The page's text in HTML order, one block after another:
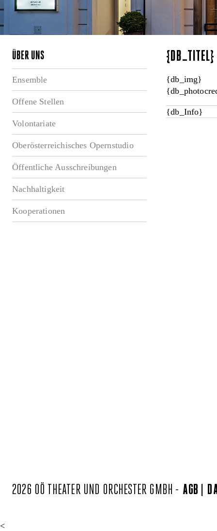
ÜBER UNS
Ensemble
Offene Stellen
Volontariate
Oberösterreichisches Opernstudio
Öffentliche Ausschreibungen
Nachhaltigkeit
Kooperationen
{DB_TITEL}
{db_img}
{db_Info}
2026 OÖ THEATER UND ORCHESTER GMBH - AGB
<